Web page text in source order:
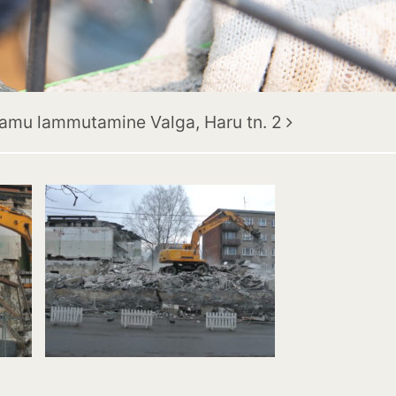
lammutamine Valga, Haru tn. 2